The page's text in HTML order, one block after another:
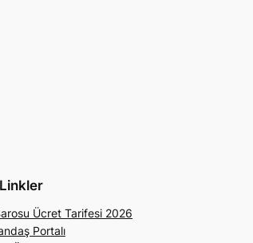
Ücret Tarifesi 2026
Portalı